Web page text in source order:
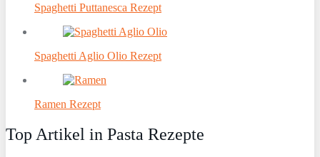
Spaghetti Puttanesca Rezept
Spaghetti Aglio Olio Rezept
Ramen Rezept
Top Artikel in Pasta Rezepte